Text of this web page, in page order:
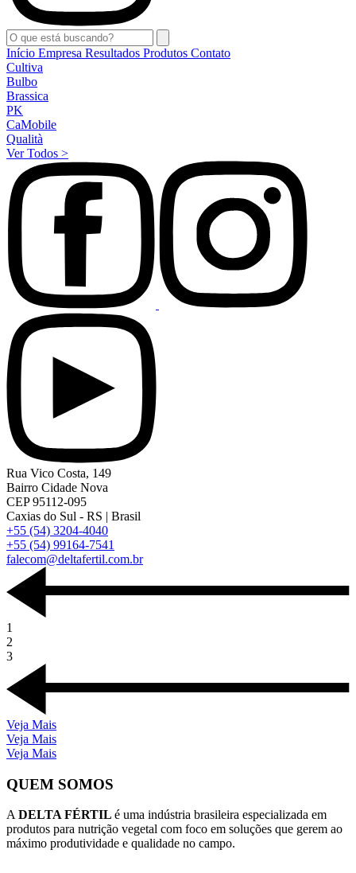
Início Empresa Resultados Produtos Contato
Cultiva
Bulbo
Brassica
PK
CaMobile
Qualità
Ver Todos >
Rua Vico Costa, 149
Bairro Cidade Nova
CEP 95112-095
Caxias do Sul - RS | Brasil
+55 (54) 3204-4040
+55 (54) 99164-7541
falecom@deltafertil.com.br
1
2
3
Veja Mais
Veja Mais
Veja Mais
QUEM SOMOS
A DELTA FÉRTIL é uma indústria brasileira especializada em
produtos para nutrição vegetal com foco em soluções que gerem ao
máximo produtividade e qualidade no campo.